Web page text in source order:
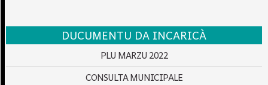
DUCUMENTU DA INCARICÀ
PLU MARZU 2022
CONSULTA MUNICIPALE